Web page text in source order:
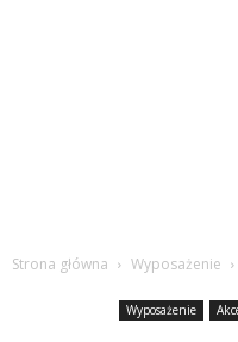
Strona główna Wyposażenie
Wyposażenie